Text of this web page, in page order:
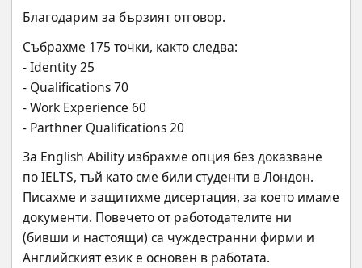
Благодарим за бързият отговор.
Събрахме 175 точки, както следва:
- Identity 25
- Qualifications 70
- Work Experience 60
- Parthner Qualifications 20
За English Ability избрахме опция без доказване
по IELTS, тъй като сме били студенти в Лондон.
Писахме и защитихме дисертация, за което имаме
документи. Повечето от работодателите ни
(бивши и настоящи) са чуждестранни фирми и
Английският език е основен в работата.